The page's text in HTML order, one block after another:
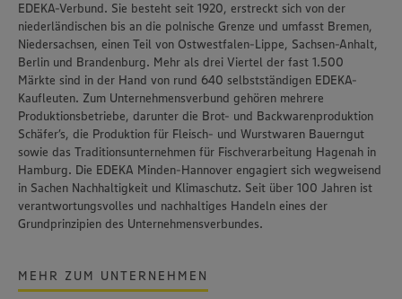
EDEKA-Verbund. Sie besteht seit 1920, erstreckt sich von der
niederländischen bis an die polnische Grenze und umfasst Bremen,
Niedersachsen, einen Teil von Ostwestfalen-Lippe, Sachsen-Anhalt,
Berlin und Brandenburg. Mehr als drei Viertel der fast 1.500
Märkte sind in der Hand von rund 640 selbstständigen EDEKA-
Kaufleuten. Zum Unternehmensverbund gehören mehrere
Produktionsbetriebe, darunter die Brot- und Backwarenproduktion
Schäfer’s, die Produktion für Fleisch- und Wurstwaren Bauerngut
sowie das Traditionsunternehmen für Fischverarbeitung Hagenah in
Hamburg. Die EDEKA Minden-Hannover engagiert sich wegweisend
in Sachen Nachhaltigkeit und Klimaschutz. Seit über 100 Jahren ist
verantwortungsvolles und nachhaltiges Handeln eines der
Grundprinzipien des Unternehmensverbundes.
MEHR ZUM UNTERNEHMEN